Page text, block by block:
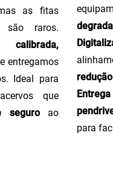
as fitas
são raros.
entregamos
Ideal para
que
seguroao
para